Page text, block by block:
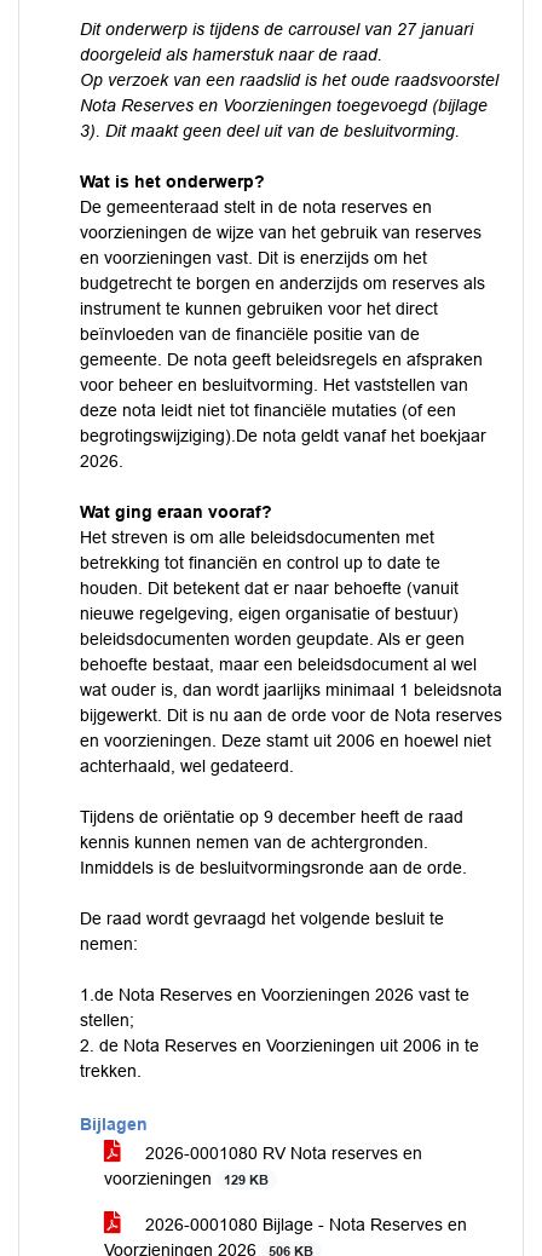
Dit onderwerp is tijdens de carrousel van 27 januari
doorgeleid als hamerstuk naar de raad.
Op verzoek van een raadslid is het oude raadsvoorstel
Nota Reserves en Voorzieningen toegevoegd (bijlage
3). Dit maakt geen deel uit van de besluitvorming.
Wat is het onderwerp?
De gemeenteraad stelt in de nota reserves en
voorzieningen de wijze van het gebruik van reserves
en voorzieningen vast. Dit is enerzijds om het
budgetrecht te borgen en anderzijds om reserves als
instrument te kunnen gebruiken voor het direct
beïnvloeden van de financiële positie van de
gemeente. De nota geeft beleidsregels en afspraken
voor beheer en besluitvorming. Het vaststellen van
deze nota leidt niet tot financiële mutaties (of een
begrotingswijziging).De nota geldt vanaf het boekjaar
2026.
Wat ging eraan vooraf?
Het streven is om alle beleidsdocumenten met
betrekking tot financiën en control up to date te
houden. Dit betekent dat er naar behoefte (vanuit
nieuwe regelgeving, eigen organisatie of bestuur)
beleidsdocumenten worden geupdate. Als er geen
behoefte bestaat, maar een beleidsdocument al wel
wat ouder is, dan wordt jaarlijks minimaal 1 beleidsnota
bijgewerkt. Dit is nu aan de orde voor de Nota reserves
en voorzieningen. Deze stamt uit 2006 en hoewel niet
achterhaald, wel gedateerd.
Tijdens de oriëntatie op 9 december heeft de raad
kennis kunnen nemen van de achtergronden.
Inmiddels is de besluitvormingsronde aan de orde.
De raad wordt gevraagd het volgende besluit te
nemen:
1.de Nota Reserves en Voorzieningen 2026 vast te
stellen;
2. de Nota Reserves en Voorzieningen uit 2006 in te
trekken.
Bijlagen
2026-0001080 RV Nota reserves en
voorzieningen
129 KB
2026-0001080 Bijlage - Nota Reserves en
Voorzieningen 2026
506 KB